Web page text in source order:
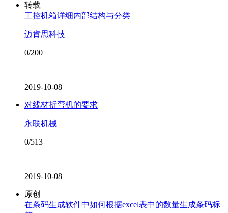
转载
工控机箱详细内部结构与分类
迈肯思科技
0/200
2019-10-08
对线材折弯机的要求
永联机械
0/513
2019-10-08
原创
在条码生成软件中如何根据excel表中的数量生成条码标